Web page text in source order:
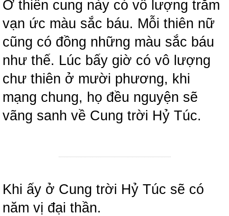
Ở thiên cung này có vô lượng trăm
vạn ức màu sắc báu. Mỗi thiên nữ
cũng có đồng những màu sắc báu
như thế. Lúc bấy giờ có vô lượng
chư thiên ở mười phương, khi
mạng chung, họ đều nguyện sẽ
vãng sanh về Cung trời Hỷ Túc.
Khi ấy ở Cung trời Hỷ Túc sẽ có
năm vị đại thần.